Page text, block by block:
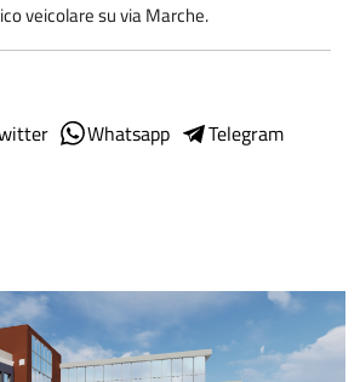
veicolare su via Marche.
Whatsapp
Telegram